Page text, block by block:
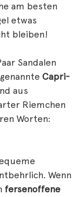
am besten
etwas
bleiben!
Sandalen
Capri-
aus
Riemchen
Worten:
Wenn
fersenoffene